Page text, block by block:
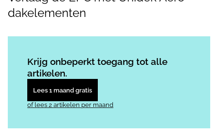
dakelementen
Krijg onbeperkt toegang tot alle
artikelen.
Lees 1 maand gratis
of lees 2 artikelen per maand